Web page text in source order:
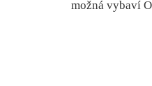
možná vybaví